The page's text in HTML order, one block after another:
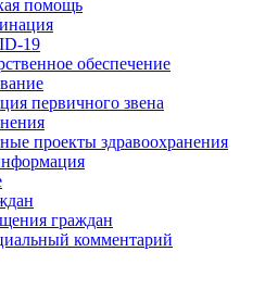
помощь
19
обеспечение
первичного звена
проекты здравоохранения
граждан
комментарий